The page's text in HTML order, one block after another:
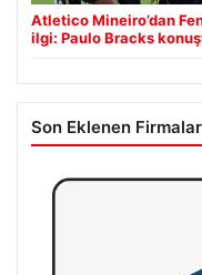
Atletico Mineiro’dan
ilgi: Paulo Bracks
Son Eklenen Firmalar